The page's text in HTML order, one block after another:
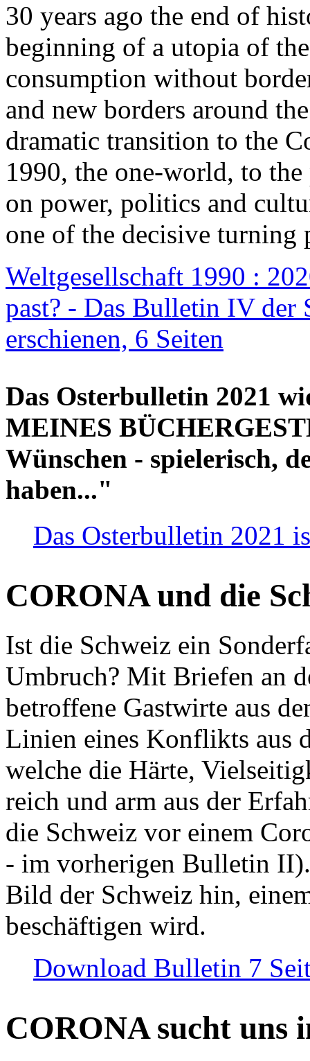
30 years ago the end of
beginning of a utopia of
consumption without
and new borders around
dramatic transition to the
1990, the one-world, to the
on power, politics and
one of the decisive turning
Weltgesellschaft 1990 :
past? - Das Bulletin IV der
erschienen, 6 Seiten
Das Osterbulletin 2021
MEINES
Wünschen - spielerisch,
haben..."
Das Osterbulletin 2021
CORONA und die
Ist die Schweiz ein
Umbruch? Mit Briefen an
betroffene Gastwirte aus
Linien eines Konflikts aus
welche die Härte,
reich und arm aus der
die Schweiz vor einem
- im vorherigen Bulletin
Bild der Schweiz hin,
beschäftigen wird.
Download Bulletin 7
CORONA sucht uns